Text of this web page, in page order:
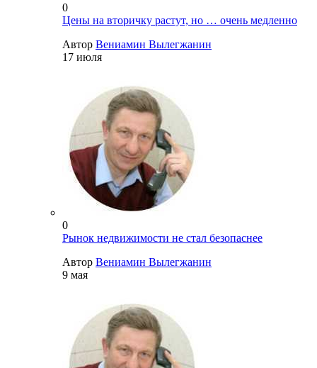
0
Цены на вторичку растут, но … очень медленно
Автор Вениамин Вылегжанин
17 июля
0
Рынок недвижимости не стал безопаснее
Автор Вениамин Вылегжанин
9 мая